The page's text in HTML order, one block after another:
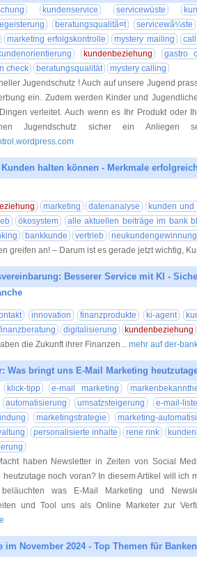
kundenservice servicewüste
beratungsqualitã¤t
servicewã¼ste
marketing erfolgskontrolle mystery mailing
kundenbeziehung
gastro
check
beratungsqualität
mystery calling
Jugendschutz ! Auch auf unsere Jugend
ein. Zudem werden Kinder und
verleitet. Auch wenn es Ihr Produkt oder
Jugendschutz sicher ein Anliegen
halten können - Merkmale
marketing datenanalyse
kunden und
ökosystem
alle aktuellen beiträge im bank
bankkunde vertrieb
neukundengewinnung
greifen an! – Darum ist es gerade jetzt wichtig,
Besserer Service mit KI -
innovation finanzprodukte ki-agent
digitalisierung
kundenbeziehung
die Zukunft ihrer Finanzen... mehr auf der-
Was bringt uns E-Mail Marketing
klick-tipp e-mail marketing
automatisierung umsatzsteigerung
e-mail-
marketingstrategie
marketing-
personalisierte inhalte rene rink
haben Newsletter in Zeiten von Social
heutzutage noch voran? In diesem Artikel will ich
was E-Mail Marketing und
und Tool uns als Online Marketer zur
im November 2024 - Top Themen für